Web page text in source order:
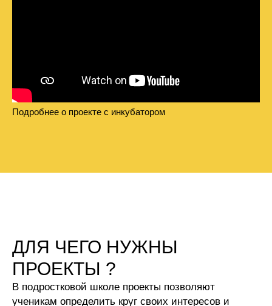
Подробнее о проекте с инкубатором
ДЛЯ ЧЕГО НУЖНЫ
ПРОЕКТЫ ?
В подростковой школе проекты позволяют
ученикам определить круг своих интересов и